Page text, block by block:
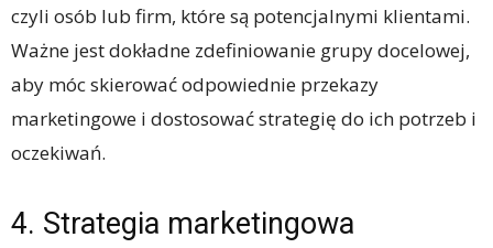
czyli osób lub firm, które są potencjalnymi klientami.
Ważne jest dokładne zdefiniowanie grupy docelowej,
aby móc skierować odpowiednie przekazy
marketingowe i dostosować strategię do ich potrzeb i
oczekiwań.
4. Strategia marketingowa